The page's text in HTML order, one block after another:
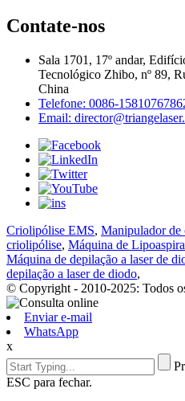
Contate-nos
Sala 1701, 17º andar,
Tecnológico Zhibo, nº 89,
China
Telefone: 0086-
Email:
Criolipólise EMS, Manipulador de
criolipólise, Máquina de
Máquina de depilação a laser de
depilação a laser de diodo,
© Copyright - 2010-2025: Todos
Enviar e-mail
WhatsApp
x
ESC para fechar.